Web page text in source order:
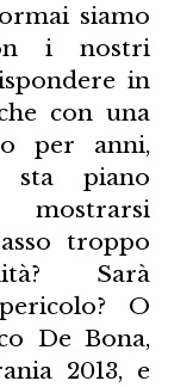
siamo
i nostri
in
con una
per anni,
sta piano
troppo
Sarà
O
De Bona,
2013, e